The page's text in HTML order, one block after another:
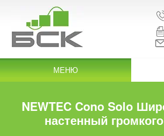
МЕНЮ
NEWTEC Cono Solo
настенный